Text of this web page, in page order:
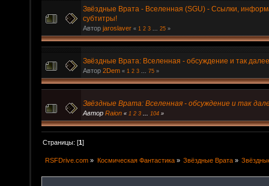
Звёздные Врата - Вселенная (SGU) - Ссылки,
субтитры!
Автор jaroslaver « 1 2 3 ... 25 »
Звёздные Врата: Вселенная - обсуждение и так
Автор 2Dem « 1 2 3 ... 75 »
Звёздные Врата: Вселенная - обсуждение и так
Автор Raion « 1 2 3 ... 104 »
Страницы: [1]
RSFDrive.com » Космическая Фантастика» Звёздные Врата»